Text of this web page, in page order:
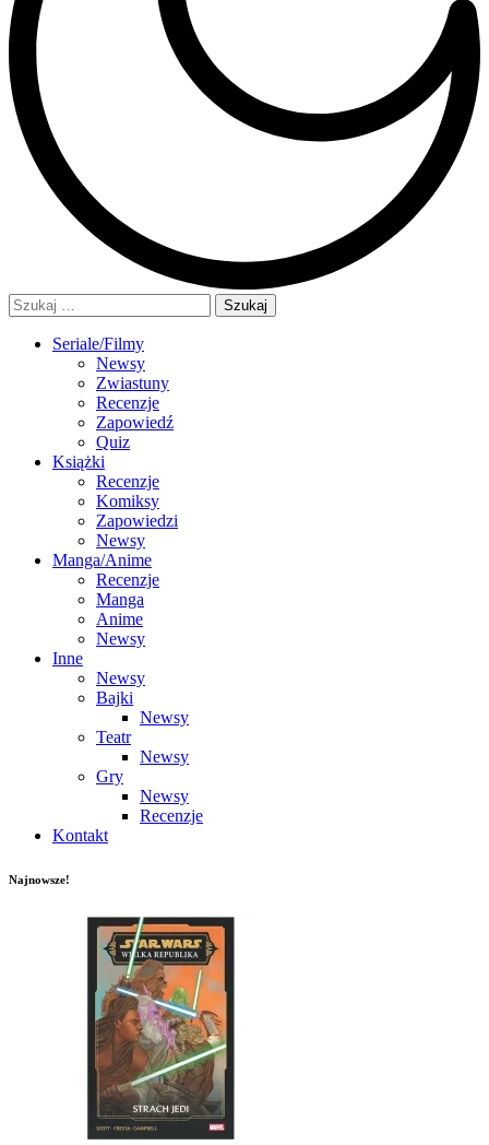
Szukaj:
Seriale/Filmy
Newsy
Zwiastuny
Recenzje
Zapowiedź
Quiz
Książki
Recenzje
Komiksy
Zapowiedzi
Newsy
Manga/Anime
Recenzje
Manga
Anime
Newsy
Inne
Newsy
Bajki
Newsy
Teatr
Newsy
Gry
Newsy
Recenzje
Kontakt
Najnowsze!